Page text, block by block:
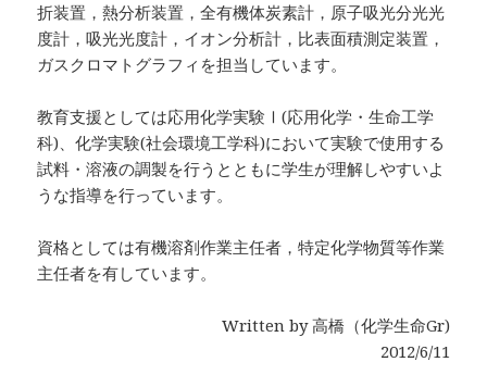
折装置，熱分析装置，全有機体炭素計，原子吸光分光光
度計，吸光光度計，イオン分析計，比表面積測定装置，
ガスクロマトグラフィを担当しています。
教育支援としては応用化学実験Ⅰ(応用化学・生命工学
科)、化学実験(社会環境工学科)において実験で使用する
試料・溶液の調製を行うとともに学生が理解しやすいよ
うな指導を行っています。
資格としては有機溶剤作業主任者，特定化学物質等作業
主任者を有しています。
Written by 高橋（化学生命Gr)
2012/6/11